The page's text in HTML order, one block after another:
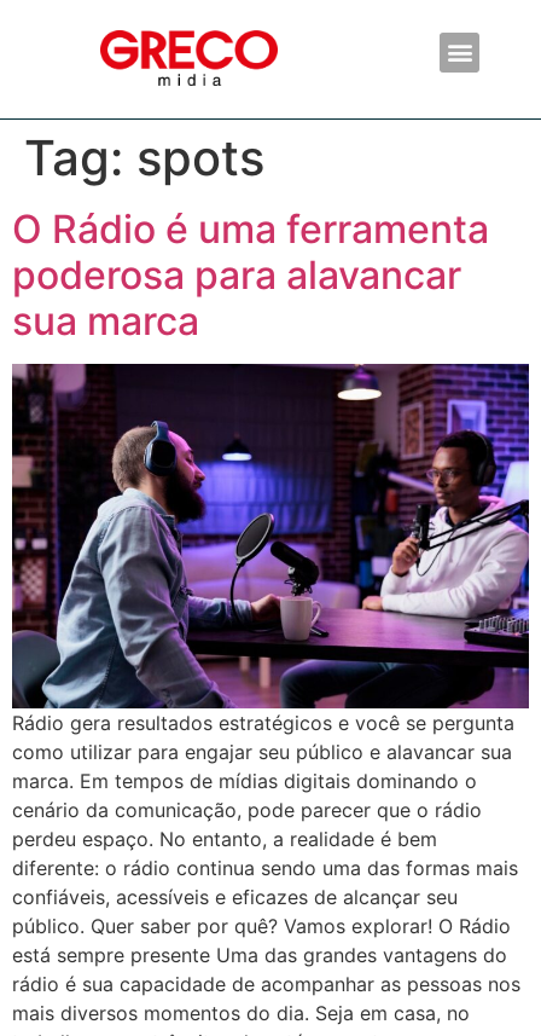
Tag: spots
O Rádio é uma ferramenta
poderosa para alavancar
sua marca
Rádio gera resultados estratégicos e você se pergunta
como utilizar para engajar seu público e alavancar sua
marca. Em tempos de mídias digitais dominando o
cenário da comunicação, pode parecer que o rádio
perdeu espaço. No entanto, a realidade é bem
diferente: o rádio continua sendo uma das formas mais
confiáveis, acessíveis e eficazes de alcançar seu
público. Quer saber por quê? Vamos explorar! O Rádio
está sempre presente Uma das grandes vantagens do
rádio é sua capacidade de acompanhar as pessoas nos
mais diversos momentos do dia. Seja em casa, no